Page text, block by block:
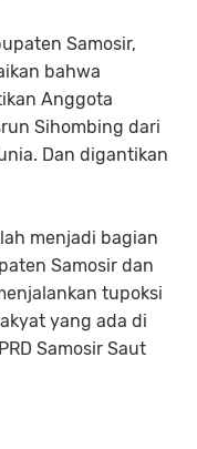
Samosir,
bahwa
Anggota
Sihombing dari
Dan digantikan
menjadi bagian
Samosir dan
tupoksi
yang ada di
Samosir Saut